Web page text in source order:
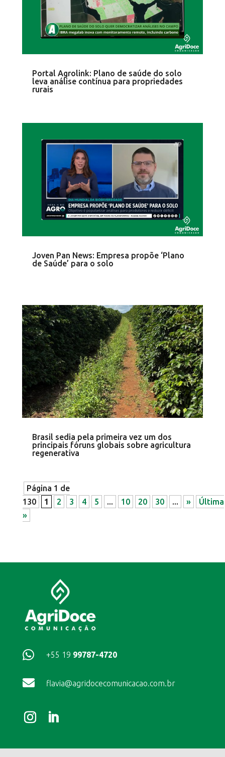
Portal Agrolink: Plano de saúde do solo
leva análise contínua para propriedades
rurais
Joven Pan News: Empresa propõe ‘Plano
de Saúde’ para o solo
Brasil sedia pela primeira vez um dos
principais fóruns globais sobre agricultura
regenerativa
Página 1 de
130
1 2 3 4 5 ... 10 20 30 ... »
Última
»
 +55 19 99787-4720
 flavia@agridocecomunicacao.com.br